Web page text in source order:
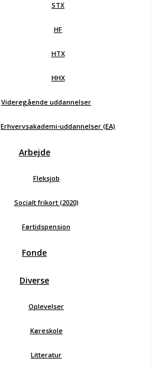
STX
HF
HTX
HHX
Videregående uddannelser
Erhvervsakademi-uddannelser (EA)
Arbejde
Fleksjob
Socialt frikort (2020)
Førtidspension
Fonde
Diverse
Oplevelser
Køreskole
Litteratur